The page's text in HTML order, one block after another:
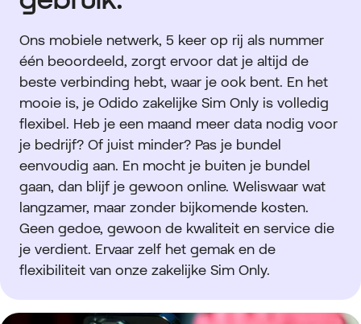
Ons mobiele netwerk, 5 keer op rij als nummer
één beoordeeld, zorgt ervoor dat je altijd de
beste verbinding hebt, waar je ook bent. En het
mooie is, je Odido zakelijke Sim Only is volledig
flexibel. Heb je een maand meer data nodig voor
je bedrijf? Of juist minder? Pas je bundel
eenvoudig aan. En mocht je buiten je bundel
gaan, dan blijf je gewoon online. Weliswaar wat
langzamer, maar zonder bijkomende kosten.
Geen gedoe, gewoon de kwaliteit en service die
je verdient. Ervaar zelf het gemak en de
flexibiliteit van onze zakelijke Sim Only.